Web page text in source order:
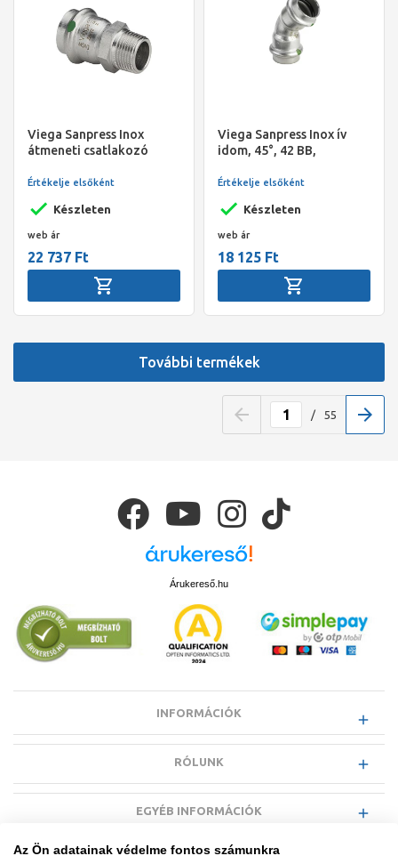
Viega Sanpress Inox
átmeneti csatlakozó
2" KM, préselhető, SC-
Készleten
Értékelje elsőként
web ár
22 737 Ft
Viega Sanpress Inox ív
idom, 45°, 42 BB,
rm. acél
Készleten
Értékelje elsőként
web ár
18 125 Ft
További termékek
/ 55
Árukereső.hu
INFORMÁCIÓK
RÓLUNK
EGYÉB INFORMÁCIÓK
Az Ön adatainak védelme fontos számunkra